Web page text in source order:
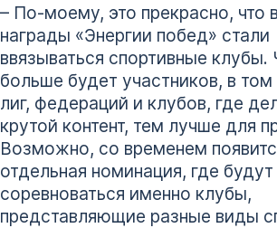
– По-моему, это прекрасно, что
награды «Энергии побед» стали
ввязываться спортивные клубы.
больше будет участников, в том
лиг, федераций и клубов, где
крутой контент, тем лучше для
Возможно, со временем
отдельная номинация, где будут
соревноваться именно клубы,
представляющие разные виды